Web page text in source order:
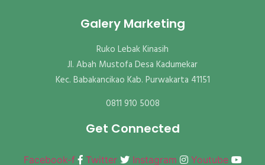
Galery Marketing
Ruko Lebak Kinasih
Jl. Abah Mustofa Desa Kadumekar
Kec. Babakancikao Kab. Purwakarta 41151
0811 910 5008
Get Connected
Facebook-f Twitter Instagram Youtube